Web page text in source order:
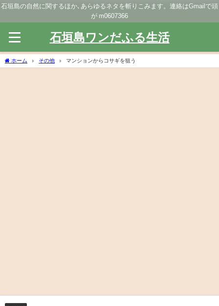
石垣島の自然に関するほか､あらゆるネタを斬りこみます。連絡はGmailで頭
が m0607366
石垣島ワンだふる生活
ホーム その他 マンションからコサギを狙う